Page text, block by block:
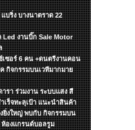
บริ่ง บางนาตราด 22
Led งานบิ๊ก Sale Motor
เซอร์ 6 คน +ดนตรีงานคอน
กิจกรรมบนเวทีมากมาย
ารา ร่วมงาน ระบบแสง สี
เร็จทะลุเป้า แนะนำสินค้า
ยิ่งใหญ่ พบกับ กิจกรรมบน
ห้องแกรนด์บอลรูม